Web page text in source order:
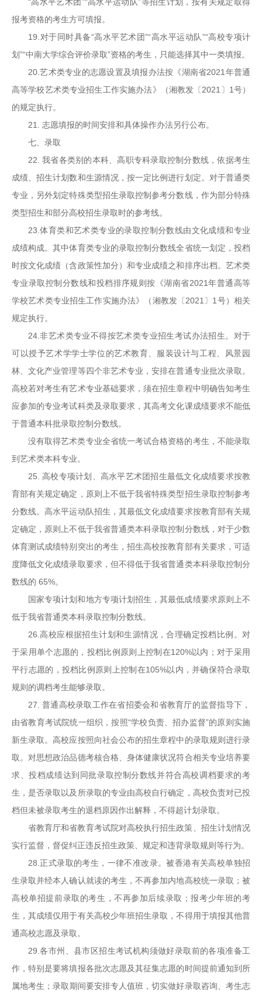
“高水平艺术团”“高水平运动队”等招生计划，按有关规定取得
报考资格的考生方可填报。
19.对于同时具备“高水平艺术团”“高水平运动队”“高校专项计
划”“中南大学综合评价录取”资格的考生，只能选择其中一类填报。
20.艺术类专业的志愿设置及填报办法按《湖南省2021年普通
高等学校艺术类专业招生工作实施办法》（湘教发〔2021〕1号）
的规定执行。
21. 志愿填报的时间安排和具体操作办法另行公布。
七、录取
22. 我省各类别的本科、高职专科录取控制分数线，依据考生
成绩、招生计划数和生源情况，按一定比例进行划定。对于普通类
专业，另外划定特殊类型招生录取控制参考分数线，作为部分特殊
类型招生和部分高校招生录取时的参考线。
23.体育类和艺术类专业的录取控制分数线由文化成绩和专业
成绩构成。其中体育类专业的录取控制分数线全省统一划定，投档
时按文化成绩（含政策性加分）和专业成绩之和排序出档。艺术类
专业录取控制分数线和投档排序规则按《湖南省2021年普通高等
学校艺术类专业招生工作实施办法》（湘教发〔2021〕1号）相关
规定执行。
24.非艺术类专业不得按艺术类专业招生考试办法招生。对于
可以授予艺术学学士学位的艺术教育、服装设计与工程、风景园
林、文化产业管理等四个非艺术专业，安排在普通专业批次录取。
高校若对考生有艺术专业基础要求，须在招生章程中明确告知考生
应参加的专业考试科类及录取要求，其高考文化课成绩要求不能低
于普通本科批录取控制分数线。
没有取得艺术类专业全省统一考试合格资格的考生，不能录取
到艺术类本科专业。
25. 高校专项计划、高水平艺术团招生最低文化成绩要求按教
育部有关规定确定，原则上不低于我省特殊类型招生录取控制参考
分数线。高水平运动队招生，其最低文化成绩要求按教育部有关规
定确定，原则上不低于我省普通类本科录取控制分数线，对于少数
体育测试成绩特别突出的考生，招生高校按教育部有关要求，可适
度降低文化成绩录取要求，但不得低于我省普通类本科录取控制分
数线的 65%。
国家专项计划和地方专项计划招生，其最低成绩要求原则上不
低于我省普通类本科录取控制分数线。
26.高校应根据招生计划和生源情况，合理确定投档比例。对
于采用单个志愿的，投档比例原则上控制在120%以内；对于采用
平行志愿的，投档比例原则上控制在105%以内，并确保符合录取
规则的调档考生能够录取。
27. 普通高校录取工作在省招委会和省教育厅的监督指导下，
由省教育考试院统一组织，按照“学校负责、招办监督”的原则实施
新生录取。高校应按照向社会公布的招生章程中的录取规则进行录
取。对思想政治品德考核合格、身体健康状况符合相关专业培养要
求、投档成绩达到同批录取控制分数线并符合高校调档要求的考
生，是否录取以及所录取的专业由高校自行确定，高校负责对已投
档但未被录取考生的退档原因作出解释，不得超计划录取。
省教育厅和省教育考试院对高校执行招生政策、招生计划情况
实行监督，督促纠正违反招生政策、规定和违背录取规则等行为。
28.正式录取的考生，一律不准改录。被香港有关高校单独招
生录取并经本人确认就读的考生，不再参加内地高校统一录取；被
高校单招提前录取的考生，不再参加后续录取；报考少年班的考
生，其成绩仅用于有关高校少年班招生录取，不得用于填报其他普
通高校志愿及录取。
29.各市州、县市区招生考试机构须做好录取前的各项准备工
作，特别是要将填报各批次志愿及其征集志愿的时间提前通知到所
属地考生；录取期间要安排专人值班，切实做好录取咨询、考生志